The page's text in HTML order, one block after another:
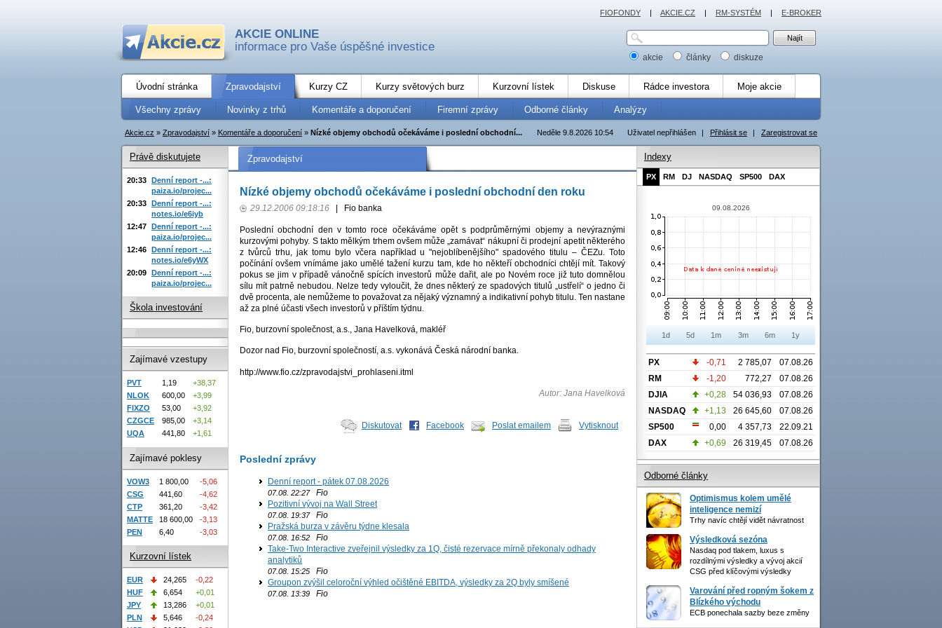
AKCIE ONLINE
informace pro Vaše úspěšné investice
akcie články diskuze
Úvodní stránka Zpravodajství Kurzy CZ Kurzy světových burz Kurzovní lístek Diskuse Rádce investora Moje akcie
Všechny zprávy Novinky z trhů Komentáře a doporučení Firemní zprávy Odborné články Analýzy
Uživatel nepřihlášen | Přihlásit se | Zaregistrovat se
Neděle 9.8.2026 10:54
Akcie.cz » Zpravodajství » Komentáře a doporučení » Nízké objemy obchodů očekáváme i poslední obchodní...
Zpravodajství
Nízké objemy obchodů očekáváme i poslední obchodní den roku
29.12.2006 09:18:16 Fio banka
Poslední obchodní den v tomto roce očekáváme opět s podprůměrnými objemy a nevýraznými
kurzovými pohyby. S takto mělkým trhem ovšem může „zamávat“ nákupní či prodejní apetit některého
z tvůrců trhu, jak tomu bylo včera například u "nejoblíbenějšího" spadového titulu – ČEZu. Toto
počínání ovšem vnímáme jako umělé tažení kurzu tam, kde ho někteří obchodníci chtějí mít. Takový
pokus se jim v případě vánočně spících investorů může dařit, ale po Novém roce již tuto domnělou
sílu mít patrně nebudou. Nelze tedy vyloučit, že dnes některý ze spadových titulů „ustřelí“ o jedno či
dvě procenta, ale nemůžeme to považovat za nějaký významný a indikativní pohyb titulu. Ten nastane
až za plné účasti všech investorů v příštím týdnu.
Fio, burzovní společnost, a.s., Jana Havelková, makléř
Dozor nad Fio, burzovní společností, a.s. vykonává Česká národní banka.
http://www.fio.cz/zpravodajstvi_prohlaseni.itml
Autor: Jana Havelková
Diskutovat Facebook Poslat emailem Vytisknout
Poslední zprávy
Denní report - pátek 07.08.2026
07.08. 22:27Fio
Pozitivní vývoj na Wall Street
07.08. 19:37Fio
Pražská burza v závěru týdne klesala
07.08. 16:52 Fio
Take-Two Interactive zveřejnil výsledky za 1Q, čisté rezervace mírně překonaly odhady
analytiků
07.08. 15:25 Fio
Groupon zvýšil celoroční výhled očištěné EBITDA, výsledky za 2Q byly smíšené
07.08. 13:39 Fio
Právě diskutujete
20:33 Denní report -...:
paiza.io/projec...
20:33 Denní report -...:
notes.io/e6iyb
12:47 Denní report -...:
paiza.io/projec...
12:46 Denní report -...:
notes.io/e6yWX
20:09 Denní report -...:
paiza.io/projec...
Škola investování
Zajímavé vzestupy
PVT 1,19
+38,37
NLOK
600,00
+3,99
FIXZO
53,00
+3,92
CZGCE
985,00
+3,14
UQA
441,80 +1,61
Zajímavé poklesy
VOW3 1 800,00
-5,06
CSG
441,60
-4,62
CTP
361,20
-3,42
MATTE
18 600,00
-3,13
PEN
6,40 -3,03
Kurzovní lístek
EUR 24,265
-0,22
HUF
6,654
+0,01
JPY
13,286
+0,01
PLN
5,646
-0,24
Indexy
PX RM DJ NASDAQ SP500 DAX
09.08.2026
1d 5d 1m 3m 6m 1y
PX -0,71 2 785,07
07.08.26
RM
-1,20 772,27
07.08.26
DJIA
+0,28 54 036,93
07.08.26
NASDAQ
+1,13 26 645,60
07.08.26
SP500
0,00 4 357,73
22.09.21
DAX
+0,69 26 319,45 07.08.26
Odborné články
Optimismus kolem umělé
inteligence nemizí
Trhy navíc chtějí vidět návratnost
Výsledková sezóna
Nasdaq pod tlakem, luxus s
rozdílnými výsledky a vývoj akcií
CSG před klíčovými výsledky
Varování před ropným šokem z
Blízkého východu
ECB ponechala sazby beze změny
FIOFONDY | AKCIE.CZ | RM-SYSTÉM | E-BROKER